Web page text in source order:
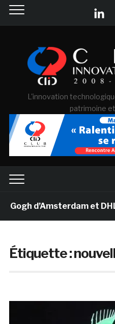
L'innovation
patrimoine
d’Amsterdam et DHL
Étiquette :